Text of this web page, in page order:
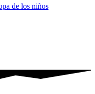
de los niños